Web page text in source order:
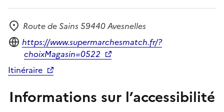
Adresse
Route de Sains 59440 Avesnelles
Site internet
https://www.supermarchesmatch.fr/?
choixMagasin=0522
Itinéraire
Informations sur l’accessibilité